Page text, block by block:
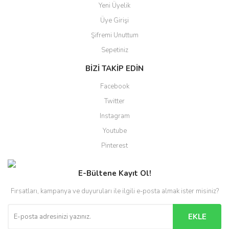
Yeni Üyelik
Üye Girişi
Şifremi Unuttum
Sepetiniz
BİZİ TAKİP EDİN
Facebook
Twitter
Instagram
Youtube
Pinterest
E-Bültene Kayıt Ol!
Fırsatları, kampanya ve duyuruları ile ilgili e-posta almak ister misiniz?
EKLE